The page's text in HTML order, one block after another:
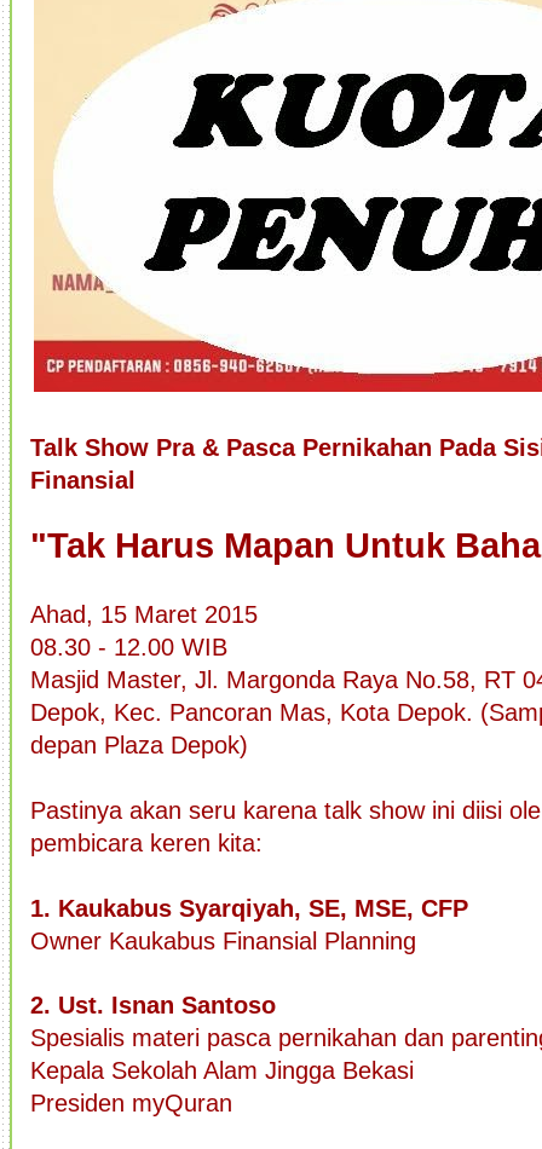
Talk Show Pra & Pasca Pernikahan Pada
Finansial
"Tak Harus Mapan Untuk
Ahad, 15 Maret 2015
08.30 - 12.00 WIB
Masjid Master, Jl. Margonda Raya No.58, RT
Depok, Kec. Pancoran Mas, Kota Depok.
depan Plaza Depok)
Pastinya akan seru karena talk show ini diisi
pembicara keren kita:
1. Kaukabus Syarqiyah, SE, MSE, CFP
Owner Kaukabus Finansial Planning
2. Ust. Isnan Santoso
Spesialis materi pasca pernikahan dan
Kepala Sekolah Alam Jingga Bekasi
Presiden myQuran